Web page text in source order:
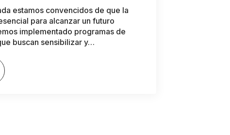
estamos convencidos de que la
para alcanzar un futuro
implementado programas de
buscan sensibilizar y…